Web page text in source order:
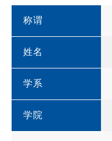
称谓
姓名
学系
学院